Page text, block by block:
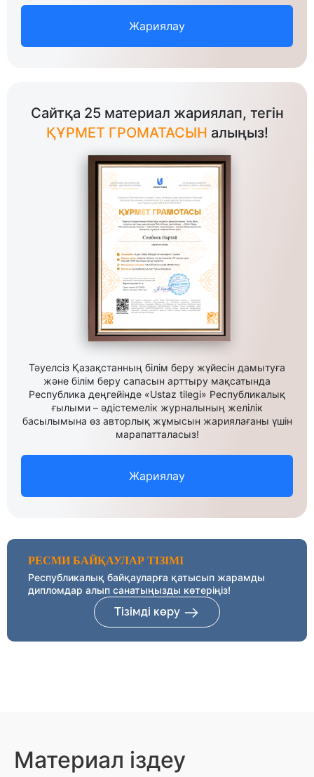
Жариялау
Сайтқа 25 материал жариялап, тегін
ҚҰРМЕТ ГРОМАТАСЫН алыңыз!
Тәуелсіз Қазақстанның білім беру жүйесін дамытуға
және білім беру сапасын арттыру мақсатында
Республика деңгейінде «Ustaz tilegi» Республикалық
ғылыми – әдістемелік журналының желілік
басылымына өз авторлық жұмысын жариялағаны үшін
марапатталасыз!
Жариялау
РЕСМИ БАЙҚАУЛАР ТІЗІМІ
Республикалық байқауларға қатысып жарамды
дипломдар алып санатыңызды көтеріңіз!
Тізімді көру
Материал іздеу